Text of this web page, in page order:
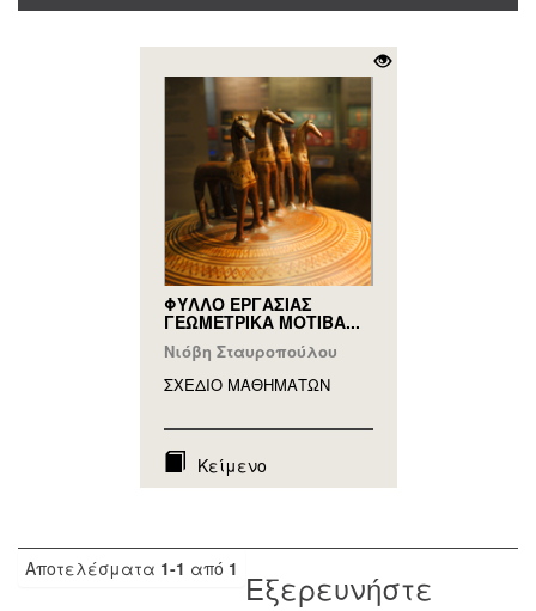
ΦΥΛΛΟ ΕΡΓΑΣΙΑΣ
ΓΕΩΜΕΤΡΙΚΑ ΜΟΤΙΒΑ...
Νιόβη Σταυροπούλου
ΣΧΕΔΙΟ ΜΑΘΗΜAΤΩΝ
Κείμενο
Αποτελέσματα 1-1 από 1 Εξερευνήστε